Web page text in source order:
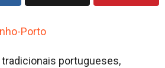
portugueses,